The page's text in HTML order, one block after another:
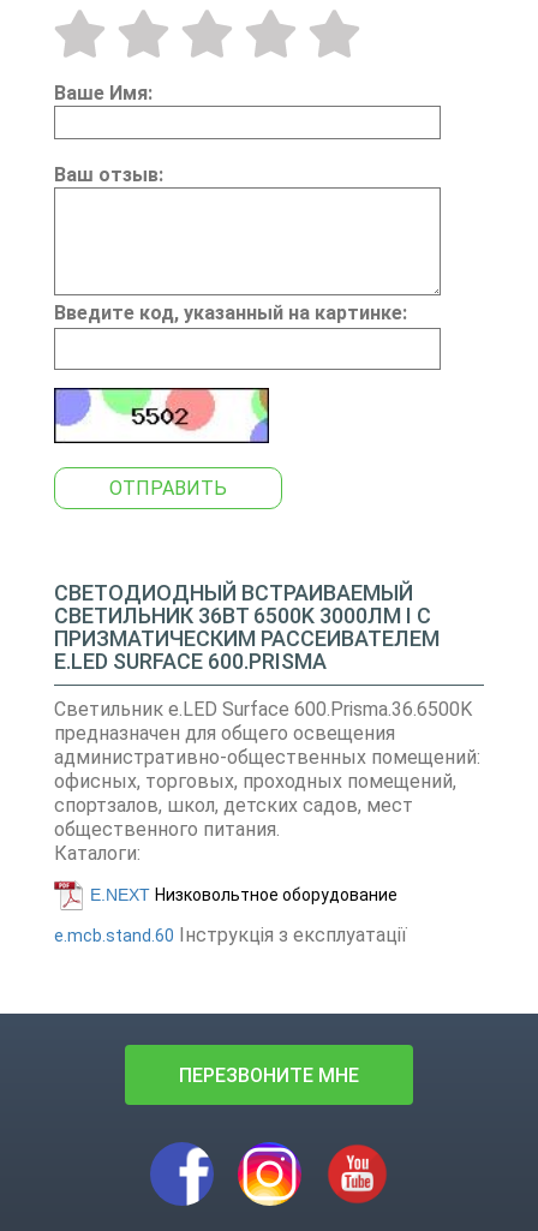
Ваше Имя:
Ваш отзыв:
Введите код, указанный на картинке:
ОТПРАВИТЬ
СВЕТОДИОДНЫЙ ВСТРАИВАЕМЫЙ
СВЕТИЛЬНИК 36ВТ 6500K 3000ЛМ I С
ПРИЗМАТИЧЕСКИМ РАССЕИВАТЕЛЕМ
E.LED SURFACE 600.PRISMA
Светильник e.LED Surface 600.Prisma.36.6500K
предназначен для общего освещения
административно-общественных помещений:
офисных, торговых, проходных помещений,
спортзалов, школ, детских садов, мест
общественного питания.
Каталоги:
E.NEXT Низковольтное оборудование
e.mcb.stand.60 Інструкція з експлуатації
ПЕРЕЗВОНИТЕ МНЕ